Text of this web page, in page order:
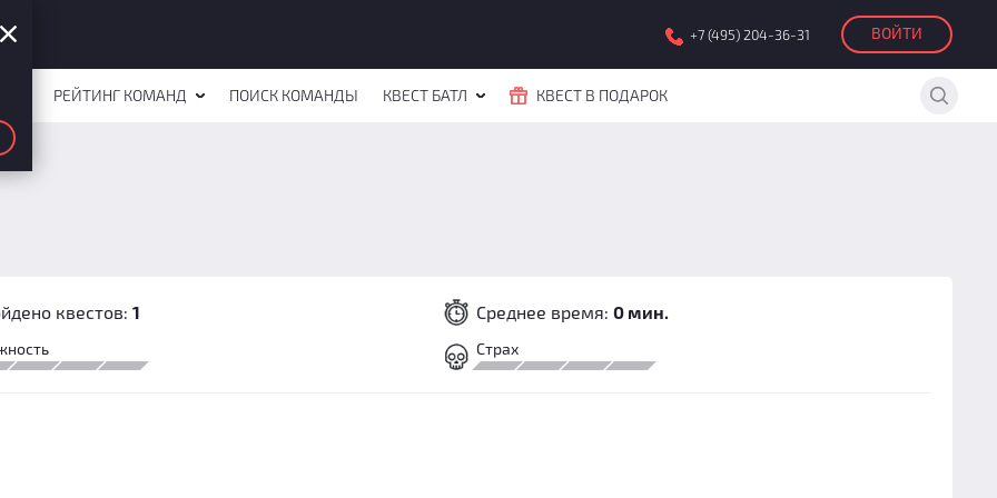
+7 (495) 204-36-31 ВОЙТИ
РЕЙТИНГ КОМАНД ПОИСК КОМАНДЫ КВЕСТ БАТЛ КВЕСТ В ПОДАРОК
квестов:1 Среднее время:0 мин.
Страх